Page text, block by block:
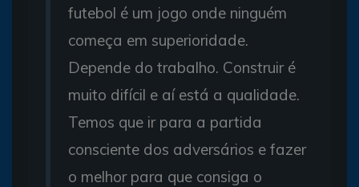
futebol é um jogo onde ninguém
começa em superioridade.
Depende do trabalho. Construir é
muito difícil e aí está a qualidade.
Temos que ir para a partida
consciente dos adversários e fazer
o melhor para que consiga o